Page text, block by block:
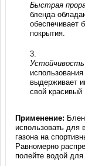
Быстрая
бленда
обеспечивает
покрытия.
Устойчивость
выдерживает
свой
Применение:
использовать для
газона на
Равномерно
полейте водой